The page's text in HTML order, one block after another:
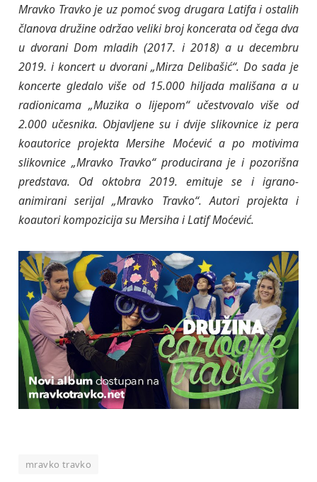
Mravko Travko je uz pomoć svog drugara Latifa i ostalih
članova družine održao veliki broj koncerata od čega dva
u dvorani Dom mladih (2017. i 2018) a u decembru
2019. i koncert u dvorani „Mirza Delibašić“. Do sada je
koncerte gledalo više od 15.000 hiljada mališana a u
radionicama „Muzika o lijepom“ učestvovalo više od
2.000 učesnika. Objavljene su i dvije slikovnice iz pera
koautorice projekta Mersihe Moćević a po motivima
slikovnice „Mravko Travko“ producirana je i pozorišna
predstava. Od oktobra 2019. emituje se i igrano-
animirani serijal „Mravko Travko“. Autori projekta i
koautori kompozicija su Mersiha i Latif Moćević.
mravko travko